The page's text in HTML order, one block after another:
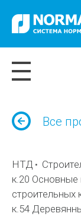
Все
НТД
к.20
строительных
к.54